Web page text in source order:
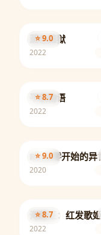
⭐ 9.0
蓝色监狱
2022
⭐ 8.7
平家物语
2022
⭐ 9.0
2020
⭐ 8.7
海贼王：红发歌姬
2022